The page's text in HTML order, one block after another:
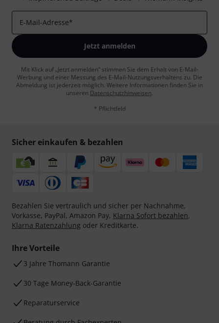
E-Mail-Adresse*
Jetzt anmelden
Mit Klick auf „Jetzt anmelden“ stimmen Sie dem Erhalt von E-Mail-
Werbung und einer Messung des E-Mail-Nutzungsverhaltens zu. Die
Abmeldung ist jederzeit möglich. Weitere Informationen finden Sie in
unseren Datenschutzhinweisen.
* Pflichtfeld
Sicher einkaufen & bezahlen
Bezahlen Sie vertraulich und sicher per Nachnahme,
Vorkasse, PayPal, Amazon Pay, Klarna Sofort bezahlen,
Klarna Ratenzahlung oder Kreditkarte.
Ihre Vorteile
3 Jahre Thomann Garantie
30 Tage Money-Back-Garantie
Reparaturservice